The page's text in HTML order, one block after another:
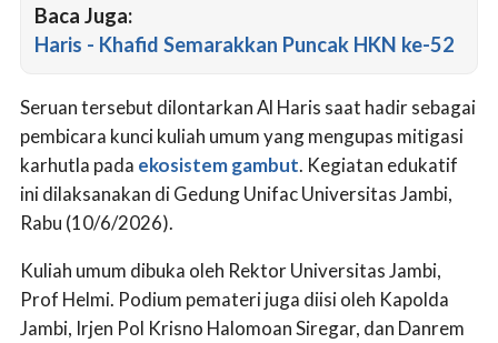
Baca Juga:
Haris - Khafid Semarakkan Puncak HKN ke-52
Seruan tersebut dilontarkan Al Haris saat hadir sebagai
pembicara kunci kuliah umum yang mengupas mitigasi
karhutla pada ekosistem gambut. Kegiatan edukatif
ini dilaksanakan di Gedung Unifac Universitas Jambi,
Rabu (10/6/2026).
Kuliah umum dibuka oleh Rektor Universitas Jambi,
Prof Helmi. Podium pemateri juga diisi oleh Kapolda
Jambi, Irjen Pol Krisno Halomoan Siregar, dan Danrem